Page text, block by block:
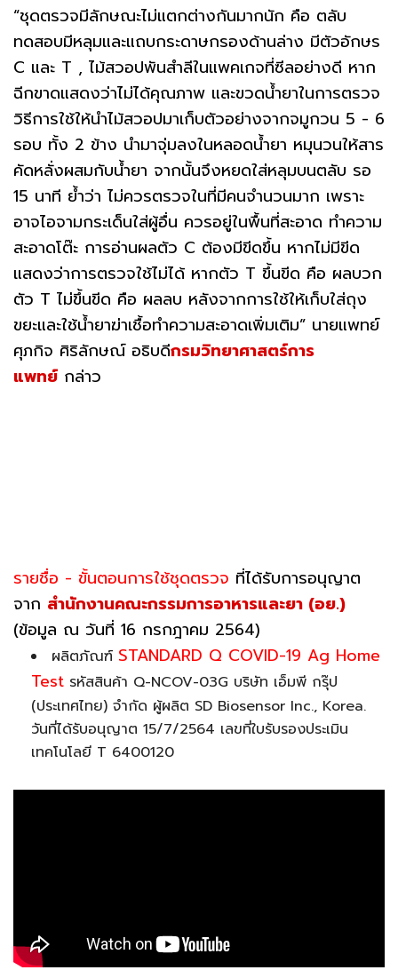
“ชุดตรวจมีลักษณะไม่แตกต่างกันมากนัก คือ ตลับ
ทดสอบมีหลุมและแถบกระดาษกรองด้านล่าง มีตัวอักษร
C และ T , ไม้สวอปพันสำลีในแพคเกจที่ซีลอย่างดี หาก
ฉีกขาดแสดงว่าไม่ได้คุณภาพ และขวดน้ำยาในการตรวจ
วิธีการใช้ให้นำไม้สวอปมาเก็บตัวอย่างจากจมูกวน 5 - 6
รอบ ทั้ง 2 ข้าง นำมาจุ่มลงในหลอดน้ำยา หมุนวนให้สาร
คัดหลั่งผสมกับน้ำยา จากนั้นจึงหยดใส่หลุมบนตลับ รอ
15 นาที ย้ำว่า ไม่ควรตรวจในที่มีคนจำนวนมาก เพราะ
อาจไอจามกระเด็นใส่ผู้อื่น ควรอยู่ในพื้นที่สะอาด ทำความ
สะอาดโต๊ะ การอ่านผลตัว C ต้องมีขีดขึ้น หากไม่มีขีด
แสดงว่าการตรวจใช้ไม่ได้ หากตัว T ขึ้นขีด คือ ผลบวก
ตัว T ไม่ขึ้นขีด คือ ผลลบ หลังจากการใช้ให้เก็บใส่ถุง
ขยะและใช้น้ำยาฆ่าเชื้อทำความสะอาดเพิ่มเติม” นายแพทย์
ศุภกิจ ศิริลักษณ์ อธิบดีกรมวิทยาศาสตร์การ
แพทย์ กล่าว
รายชื่อ - ขั้นตอนการใช้ชุดตรวจ ที่ได้รับการอนุญาต
จาก สำนักงานคณะกรรมการอาหารและยา (อย.)
(ข้อมูล ณ วันที่ 16 กรกฎาคม 2564)
ผลิตภัณฑ์ STANDARD Q COVID-19 Ag Home
Test รหัสสินค้า Q-NCOV-03G บริษัท เอ็มพี กรุ๊ป
(ประเทศไทย) จำกัด ผู้ผลิต SD Biosensor Inc., Korea.
วันที่ได้รับอนุญาต 15/7/2564 เลขที่ใบรับรองประเมิน
เทคโนโลยี T 6400120